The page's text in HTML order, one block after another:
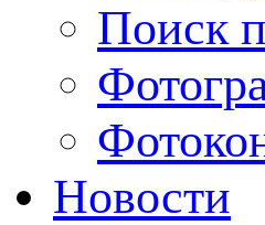
Поиск
Новости